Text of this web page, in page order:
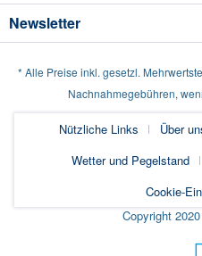
Newsletter
* Alle Preise inkl. gesetzl.
Nachnahmegebühren,
Nützliche Links Über
Wetter und Pegelstand
Cookie-
Copyright